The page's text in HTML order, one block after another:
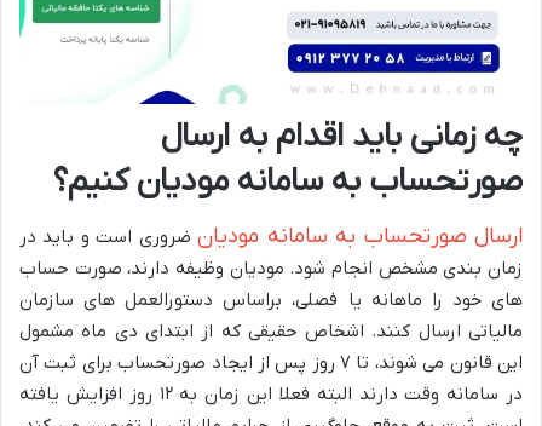
چه زمانی باید اقدام به ارسال
صورتحساب به سامانه مودیان کنیم؟
ارسال صورتحساب به سامانه مودیانضروری است و باید در
زمان بندی مشخص انجام شود. مودیان وظیفه دارند، صورت حساب
های خود را ماهانه یا فصلی،‌ براساس دستورالعمل های سازمان
مالیاتی ارسال کنند. اشخاص حقیقی که از ابتدای دی ماه مشمول
این قانون می شوند، تا ۷ روز پس از ایجاد صورتحساب برای ثبت آن
در سامانه وقت دارند البته فعلا این زمان به ۱۲ روز افزایش یافته